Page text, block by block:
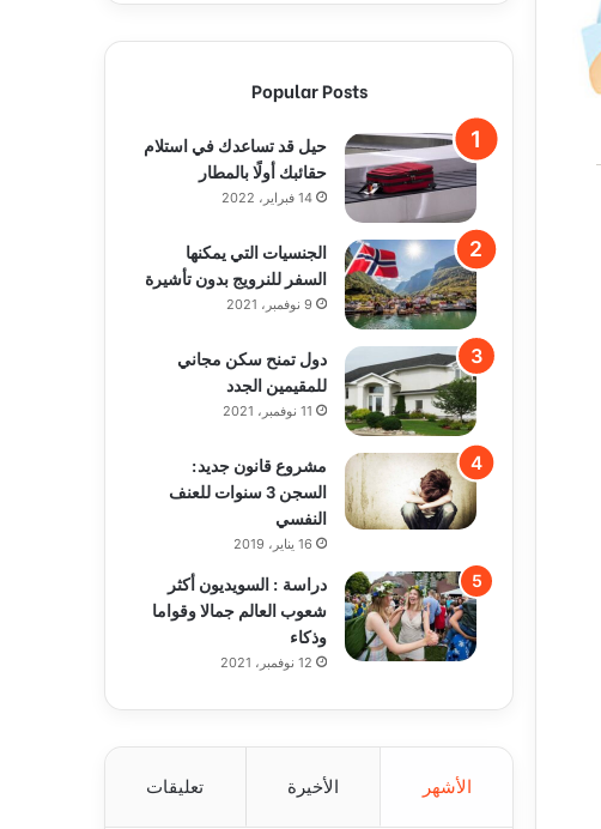
Popular Posts
حيل قد تساعدك في استلام
حقائبك أولًا بالمطار
14 فبراير، 2022
الجنسيات التي يمكنها
السفر للنرويج بدون تأشيرة
9 نوفمبر، 2021
دول تمنح سكن مجاني
للمقيمين الجدد
11 نوفمبر، 2021
مشروع قانون جديد:
السجن 3 سنوات للعنف
النفسي
16 يناير، 2019
دراسة : السويديون أكثر
شعوب العالم جمالا وقواما
وذكاء
12 نوفمبر، 2021
الأشهر الأخيرة تعليقات